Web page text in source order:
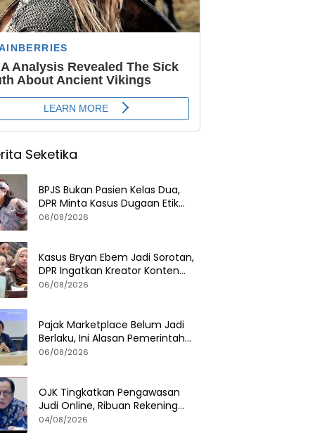
Seketika
BPJS Bukan Pasien Kelas Dua,
DPR Minta Kasus Dugaan Etik
Tenaga Kesehatan Diusut
06/08/2026
Kasus Bryan Ebem Jadi Sorotan,
DPR Ingatkan Kreator Konten
Soal Privasi dan UU PDP
06/08/2026
Pajak Marketplace Belum Jadi
Berlaku, Ini Alasan Pemerintah
Menundanya
06/08/2026
OJK Tingkatkan Pengawasan
Judi Online, Ribuan Rekening
Terindikasi Segera Diblokir
04/08/2026